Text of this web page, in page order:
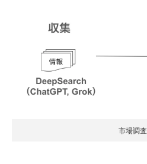
市場調査